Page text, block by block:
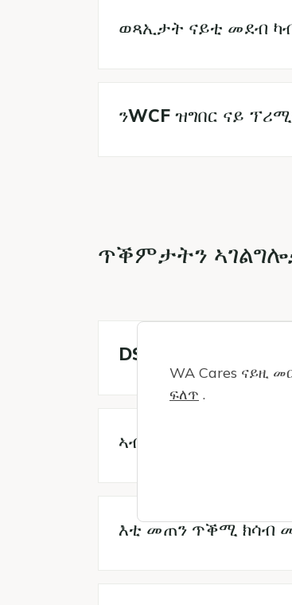
ወጻኢታት ናይቲ መደብ
ንWCF ዝግበር ናይ
ጥቕምታትን
DSHS ሓደ ሰብ ናይ
ኣብቲ ፈንድ ኣበርክቶ
እቲ መጠን ጥቕሚ ክሳብ
WA Cares ናይዚ
ፍለጥ .